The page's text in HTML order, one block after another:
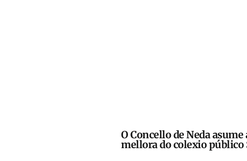
O Concello de Neda asume
mellora do colexio público